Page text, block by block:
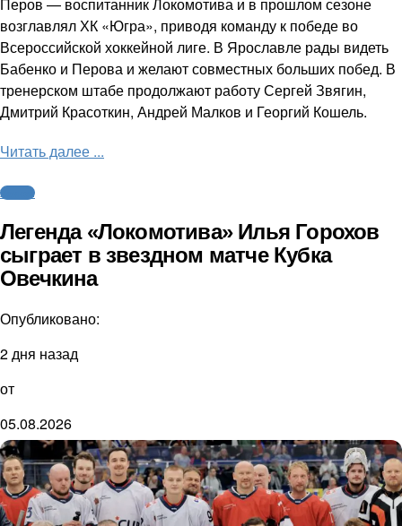
Перов — воспитанник Локомотива и в прошлом сезоне
возглавлял ХК «Югра», приводя команду к победе во
Всероссийской хоккейной лиге. В Ярославле рады видеть
Бабенко и Перова и желают совместных больших побед. В
тренерском штабе продолжают работу Сергей Звягин,
Дмитрий Красоткин, Андрей Малков и Георгий Кошель.
Читать далее ...
Хоккей
Легенда «Локомотива» Илья Горохов
сыграет в звездном матче Кубка
Овечкина
Опубликовано:
2 дня назад
от
05.08.2026